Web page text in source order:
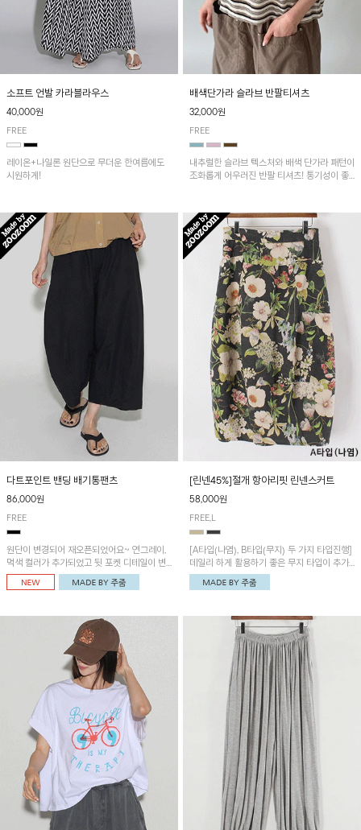
소프트 언발 카라블라우스
40,000원
FREE
레이온+나일론 원단으로 무더운 한여름에도
시원하게!
배색단가라 슬라브 반팔티셔츠
32,000원
FREE
내추럴한 슬라브 텍스처와 배색 단가라 패턴이
조화롭게 어우러진 반팔 티셔츠! 통기성이 좋
다트포인트 밴딩 배기통팬츠
86,000원
FREE
원단이 변경되어 재오픈되었어요~ 연그레이,
먹색 컬러가 추가되었고 뒷 포켓 디테일이 변
경되었습니다~가볍고 시원하게 착용되는 배
기통팬츠! 허리밴딩과 여유로운 통으로 편안해
[린넨45%]절개 항아리핏 린넨스커트
58,000원
FREE,L
[A타입(나염), B타입(무지) 두 가지 타입진행]
데일리 하게 활용하기 좋은 무지 타입이 추가
되었어요~ 볼륨감 있는 항아리핏 실루엣이 유
니크하며 포켓디테일이 POINT!